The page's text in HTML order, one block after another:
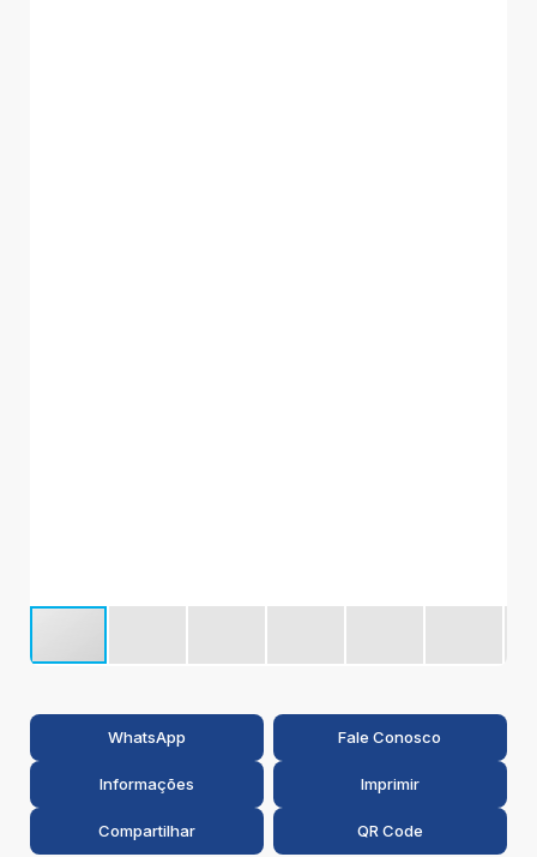
WhatsApp Fale Conosco
Informações Imprimir
Compartilhar QR Code